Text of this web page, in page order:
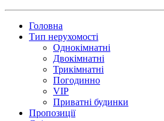
Головна
Тип нерухомості
Однокімнатні
Двокімнатні
Трикімнатні
Погодинно
VIP
Приватні будинки
Пропозиції